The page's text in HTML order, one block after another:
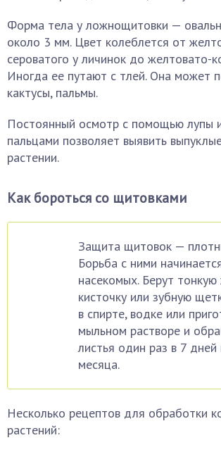
Форма тела у ложнощитовки —
около 3 мм. Цвет колеблется от
сероватого у личинок до желтовато-
Иногда ее путают с тлей. Она может
кактусы, пальмы.
Постоянный осмотр с помощью лупы
пальцами позволяет выявить
растении.
Как бороться со щитовками
Защита щитовок —
Борьба с ними
насекомых. Берут
кисточку или зубную
в спирте, водке или
мыльном растворе и
листья один раз в 7 дней
месяца.
Несколько рецептов для обработки
растений: